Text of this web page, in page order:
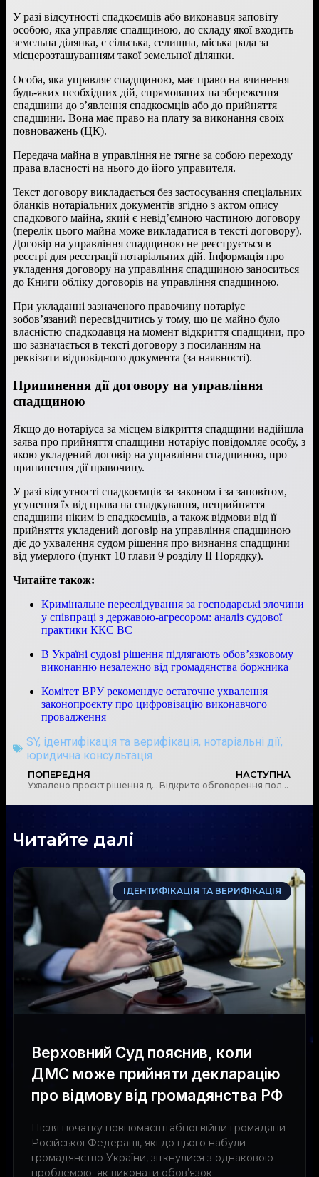
У разі відсутності спадкоємців або виконавця заповіту
особою, яка управляє спадщиною, до складу якої входить
земельна ділянка, є сільська, селищна, міська рада за
місцерозташуванням такої земельної ділянки.
Особа, яка управляє спадщиною, має право на вчинення
будь-яких необхідних дій, спрямованих на збереження
спадщини до з’явлення спадкоємців або до прийняття
спадщини. Вона має право на плату за виконання своїх
повноважень (ЦК).
Передача майна в управління не тягне за собою переходу
права власності на нього до його управителя.
Текст договору викладається без застосування спеціальних
бланків нотаріальних документів згідно з актом опису
спадкового майна, який є невід’ємною частиною договору
(перелік цього майна може викладатися в тексті договору).
Договір на управління спадщиною не реєструється в
реєстрі для реєстрації нотаріальних дій. Інформація про
укладення договору на управління спадщиною заноситься
до Книги обліку договорів на управління спадщиною.
При укладанні зазначеного правочину нотаріус
зобов’язаний пересвідчитись у тому, що це майно було
власністю спадкодавця на момент відкриття спадщини, про
що зазначається в тексті договору з посиланням на
реквізити відповідного документа (за наявності).
Припинення дії договору на управління
спадщиною
Якщо до нотаріуса за місцем відкриття спадщини надійшла
заява про прийняття спадщини нотаріус повідомляє особу, з
якою укладений договір на управління спадщиною, про
припинення дії правочину.
У разі відсутності спадкоємців за законом і за заповітом,
усунення їх від права на спадкування, неприйняття
спадщини ніким із спадкоємців, а також відмови від її
прийняття укладений договір на управління спадщиною
діє до ухвалення судом рішення про визнання спадщини
від умерлого (пункт 10 глави 9 розділу ІІ Порядку).
Читайте також:
Кримінальне переслідування за господарські злочини
у співпраці з державою-агресором: аналіз судової
практики ККС ВС
В Україні судові рішення підлягають обов’язковому
виконанню незалежно від громадянства боржника
Комітет ВРУ рекомендує остаточне ухвалення
законопроєкту про цифровізацію виконавчого
провадження
SY, ідентифікація та верифікація, нотаріальні дії,
юридична консультація
ПОПЕРЕДНЯ
Ухвалено проєкт рішення для запровадження міжнародного автоматичного обміну інформацією (АEOI) стосовно криптоактивів
НАСТУПНА
Відкрито обговорення положення щодо авторизації діяльності надавачів нефінансових платіжних послуг
Читайте далі
ІДЕНТИФІКАЦІЯ ТА ВЕРИФІКАЦІЯ
Верховний Суд пояснив, коли
ДМС може прийняти декларацію
про відмову від громадянства РФ
Після початку повномасштабної війни громадяни
Російської Федерації, які до цього набули
громадянство України, зіткнулися з однаковою
проблемою: як виконати обов’язок